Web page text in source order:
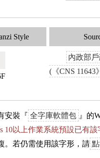
Style
內政部
(《CNS 11643
安裝『 全字庫軟體包 』的
10以上作業系統預設已有該
。若仍需使用該字形，請